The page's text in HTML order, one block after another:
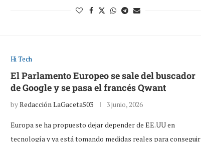
Hi Tech
El Parlamento Europeo se sale del buscador
de Google y se pasa el francés Qwant
byRedacción LaGaceta503 3 junio, 2026
Europa se ha propuesto dejar depender de EE.UU en
tecnología y ya está tomando medidas reales para conseguir